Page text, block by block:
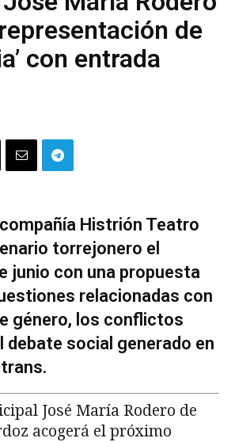
de
con entrada
Histrión Teatro
torrejonero el
junio con una propuesta
relacionadas con
género, los conflictos
debate social generado en
José María Rodero de
acogerá el próximo